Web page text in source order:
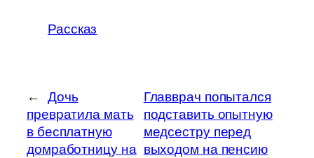
Рассказ
←
Дочь
превратила мать
в бесплатную
домработницу на
Главврач попытался
подставить опытную
медсестру перед
выходом на пенсию